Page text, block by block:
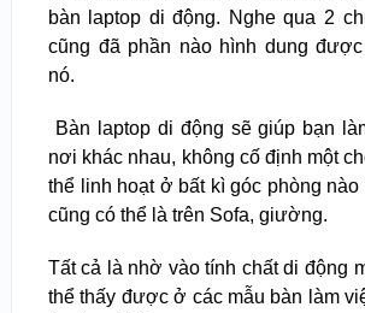
bàn laptop di động. Nghe qua 2
cũng đã phần nào hình dung
nó.
Bàn laptop di động sẽ giúp bạn
nơi khác nhau, không cố định một
thể linh hoạt ở bất kì góc phòng nào
cũng có thể là trên Sofa, giường.
Tất cả là nhờ vào tính chất di động
thể thấy được ở các mẫu bàn làm